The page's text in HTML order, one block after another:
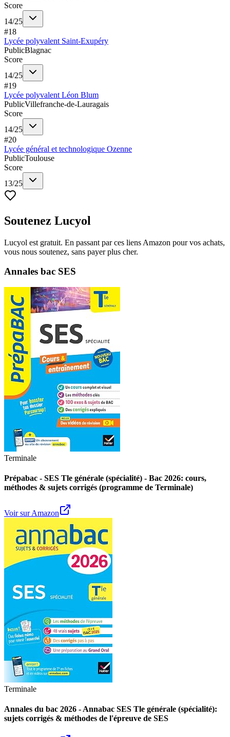
Score
14/25
#18
Lycée polyvalent Saint-Exupéry
PublicBlagnac
Score
14/25
#19
Lycée polyvalent Léon Blum
PublicVillefranche-de-Lauragais
Score
14/25
#20
Lycée général et technologique Ozenne
PublicToulouse
Score
13/25
Soutenez Lucyol
Lucyol est gratuit. En passant par ces liens Amazon pour vos achats,
vous nous soutenez, sans payer plus cher.
Annales bac SES
Terminale
Prépabac - SES Tle générale (spécialité) - Bac 2026: cours,
méthodes & sujets corrigés (programme de Terminale)
Voir sur Amazon
Terminale
Annales du bac 2026 - Annabac SES Tle générale (spécialité):
sujets corrigés & méthodes de l'épreuve de SES